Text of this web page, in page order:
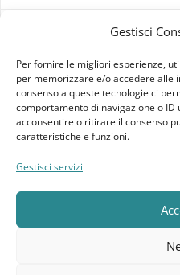
Gestisci
Per fornire le migliori esperienze,
per memorizzare e/o accedere alle
consenso a queste tecnologie ci
comportamento di navigazione o ID
acconsentire o ritirare il consenso
caratteristiche e funzioni.
Gestisci servizi
Pagine Dedicate
Raffrescatori Evaporativi